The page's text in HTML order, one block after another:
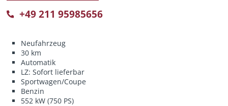
+49 211 95985656
Neufahrzeug
30 km
Automatik
LZ: Sofort lieferbar
Sportwagen/Coupe
Benzin
552 kW (750 PS)